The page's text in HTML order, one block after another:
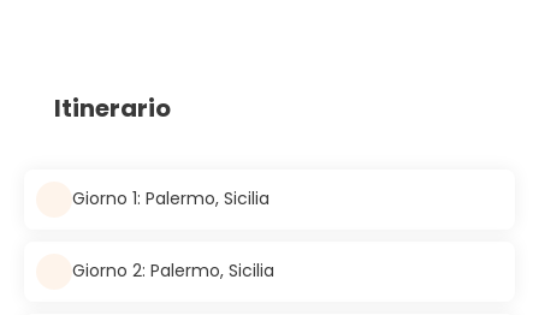
Itinerario
Giorno 1: Palermo, Sicilia
Giorno 2: Palermo, Sicilia